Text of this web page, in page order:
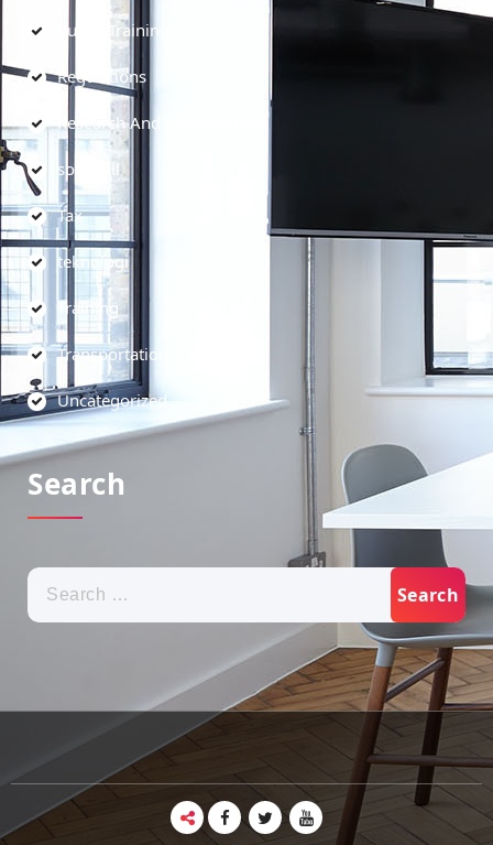
Public Training
Regulations
Research And Development
soft skill
Tax
teknologi
Training
Transportation
Uncategorized
Search
Search
for: